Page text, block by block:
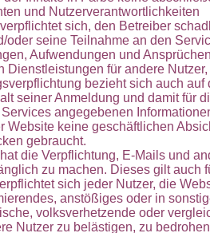
und Nutzerverantwortlichkeiten
sich, den Betreiber
oder seine Teilnahme an den
Aufwendungen und
Dienstleistungen für andere
bezieht sich auch
seiner Anmeldung und damit für
angegebenen
Website keine geschäftlichen
gebraucht.
die Verpflichtung, E-Mails und
zu machen. Dieses gilt auch
sich jeder Nutzer, die
anstößiges oder in
volksverhetzende oder
Nutzer zu belästigen, zu